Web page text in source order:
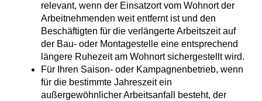
relevant, wenn der Einsatzort vom Wohnort der
Arbeitnehmenden weit entfernt ist und den
Beschäftigten für die verlängerte Arbeitszeit auf
der Bau- oder Montagestelle eine entsprechend
längere Ruhezeit am Wohnort sichergestellt wird.
Für Ihren Saison- oder Kampagnenbetrieb, wenn
für die bestimmte Jahreszeit ein
außergewöhnlicher Arbeitsanfall besteht, der